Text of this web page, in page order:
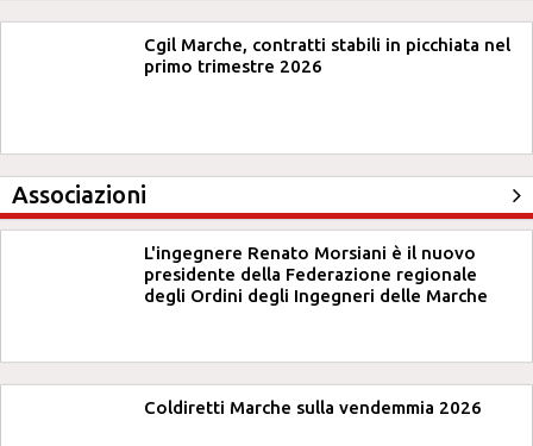
Cgil Marche, contratti stabili in picchiata nel
primo trimestre 2026
Associazioni
L'ingegnere Renato Morsiani è il nuovo
presidente della Federazione regionale
degli Ordini degli Ingegneri delle Marche
Coldiretti Marche sulla vendemmia 2026